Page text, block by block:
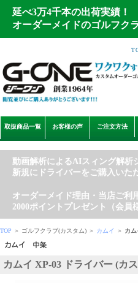
延べ3万4千本の出荷実績！
オーダーメイドのゴルフク
取扱商品一覧 お客様の声 ご注文方法
動画解析によるAIスィング解析
新規にドライバーをご購入いた
オーダーメイド理由・当店ご利
2000ポイントプレゼント（会員
TOP ＞ ゴルフクラブ(カスタム) ＞ カムイ ＞ カ
カムイ XP-03 ドライバー (カ